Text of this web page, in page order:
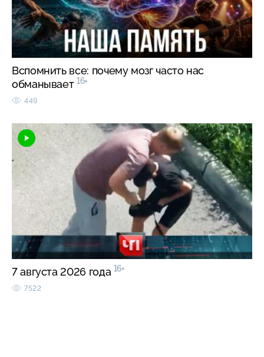
Вспомнить все: почему мозг часто нас
обманывает 16+
449
7 августа 2026 года 16+
7522